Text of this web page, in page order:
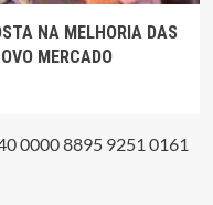
NA MELHORIA DAS
MERCADO
0000 8895 9251 0161